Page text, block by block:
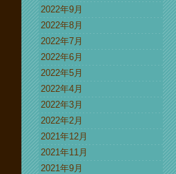
2022年9月
2022年8月
2022年7月
2022年6月
2022年5月
2022年4月
2022年3月
2022年2月
2021年12月
2021年11月
2021年9月